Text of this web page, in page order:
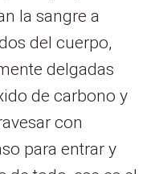
la sangre a
del cuerpo,
delgadas
de carbono y
con
para entrar y